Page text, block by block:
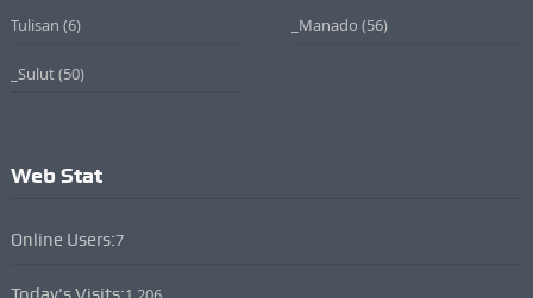
Tulisan (6) _Manado (56)
_Sulut(50)
Web Stat
Online Users:7